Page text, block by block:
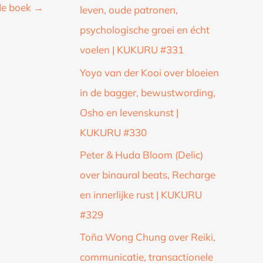
boek →
leven, oude patronen,
psychologische groei en écht
voelen | KUKURU #331
Yoyo van der Kooi over bloeien
in de bagger, bewustwording,
Osho en levenskunst |
KUKURU #330
Peter & Huda Bloom (Delic)
over binaural beats, Recharge
en innerlijke rust | KUKURU
#329
Toña Wong Chung over Reiki,
communicatie, transactionele